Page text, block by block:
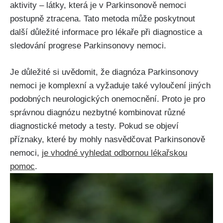
aktivity – látky, která je v Parkinsonově nemoci
postupně ztracena. Tato metoda může poskytnout
další důležité informace pro lékaře při diagnostice a
sledování progrese Parkinsonovy nemoci.
Je důležité si uvědomit, že diagnóza Parkinsonovy
nemoci je komplexní a vyžaduje také vyloučení jiných
podobných neurologických onemocnění. Proto je pro
správnou diagnózu nezbytné kombinovat různé
diagnostické metody a testy. Pokud se objeví
příznaky, které by mohly nasvědčovat Parkinsonově
nemoci, je vhodné vyhledat odbornou lékařskou
pomoc.